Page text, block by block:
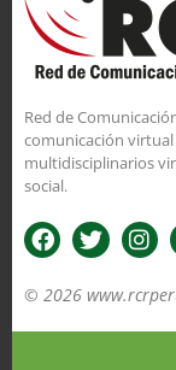
Red de
comunicación
multidisciplinarios
social.
© 2026